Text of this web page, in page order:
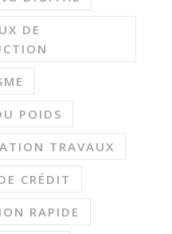
DE
POIDS
TRAVAUX
CRÉDIT
RAPIDE